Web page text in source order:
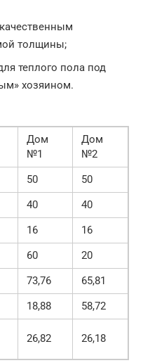
толщины;
теплого пола под
хозяином.
Дом
№1
Дом
№2
50
50
40
40
16
16
60
20
73,76
65,81
18,88
58,72
26,82 26,18